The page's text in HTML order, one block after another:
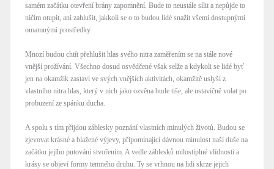
samém začátku otevření brány zapomnění. Bude to neustále sílit a nepůjde to
ničím otupit, ani zahlušit, jakkoli se o to budou lidé snažit všemi dostupnými
omamnými prostředky.
Mnozí budou chtít přehlušit hlas svého nitra zaměřením se na stále nové
vnější prožívání. Všechno dosud osvědčené však selže a kdykoli se lidé byť
jen na okamžik zastaví ve svých vnějších aktivitách, okamžitě uslyší z
vlastního nitra hlas, který v nich jako ozvěna bude tiše, ale ustavičně volat po
probuzení ze spánku ducha.
A spolu s tím přijdou záblesky poznání vlastních minulých životů. Budou se
zjevovat krásné a blažené výjevy, připomínající dávnou minulost naší duše na
začátku jejího putování stvořením. A vedle záblesků milostiplné vlídnosti a
krásy se objeví formy temného druhu. Ty se vrhnou na lidi skrze jejich